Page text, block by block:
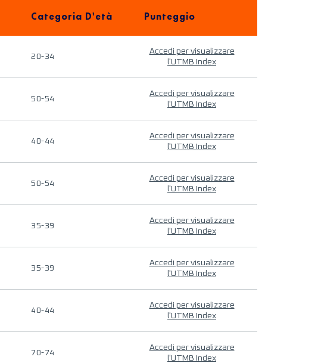
Categoria D'età Punteggio
20-34
Accedi per visualizzare
l'UTMB Index
50-54
Accedi per visualizzare
l'UTMB Index
40-44
Accedi per visualizzare
l'UTMB Index
50-54
Accedi per visualizzare
l'UTMB Index
35-39
Accedi per visualizzare
l'UTMB Index
35-39
Accedi per visualizzare
l'UTMB Index
40-44
Accedi per visualizzare
l'UTMB Index
70-74
Accedi per visualizzare
l'UTMB Index